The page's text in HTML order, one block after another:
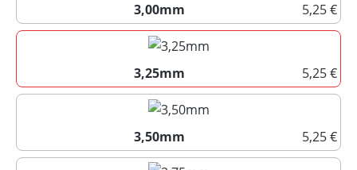
3,00mm
5,25 €
3,00mm
3,25mm
5,25 €
3,25mm
3,50mm
5,25 €
3,50mm